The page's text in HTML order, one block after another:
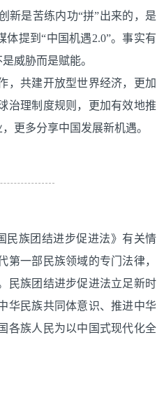
新是苦练内功“拼”出来的，是
提到“中国机遇2.0”。事实有
威胁而是赋能。
，共建开放型世界经济，更加
治理制度规则，更加有效地推
更多分享中国发展新机遇。
民族团结进步促进法》有关情
一部民族领域的专门法律，
民族团结进步促进法立足新时
华民族共同体意识、推进中华
各族人民为以中国式现代化全